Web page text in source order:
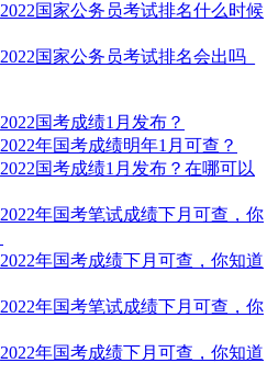
2022国家公务员考试排名什么时候
2022国家公务员考试排名会出吗_
2022国考成绩1月发布？
2022年国考成绩明年1月可查？
2022国考成绩1月发布？在哪可以
2022年国考笔试成绩下月可查，你
2022年国考成绩下月可查，你知道
2022年国考笔试成绩下月可查，你
2022年国考成绩下月可查，你知道